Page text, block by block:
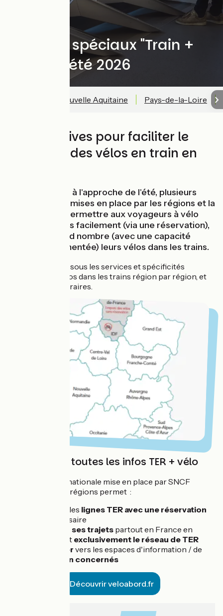
Services spéciaux "Train +
Vélo" à l'été 2026
Nouvelle Aquitaine Pays-de-la-Loire
Des initiatives pour faciliter le
transport des vélos en train en
Chaque année, à l'approche de l'été, plusieurs
initiatives sont mises en place par les régions et la
SNCF afin de permettre aux voyageurs à vélo
d'emporter plus facilement (via une réservation),
et en plus grand nombre (avec une capacité
d'emport augmentée) leurs vélos dans les trains.
Retrouvez ci-dessous les services et spécificités
d'emport des vélos dans les trains région par région, et
sur certains itinéraires.
veloabord.fr toutes les infos TER + vélo
Une plateforme nationale mise en place par SNCF
Voyageurs et les régions permet :
d'identifier les lignes TER avec une réservation
nécessaire
calculer ses trajets partout en France en
empruntant exclusivement le réseau de TER
rediriger vers les espaces d'information / de
réservation concernés
Découvrir veloabord.fr